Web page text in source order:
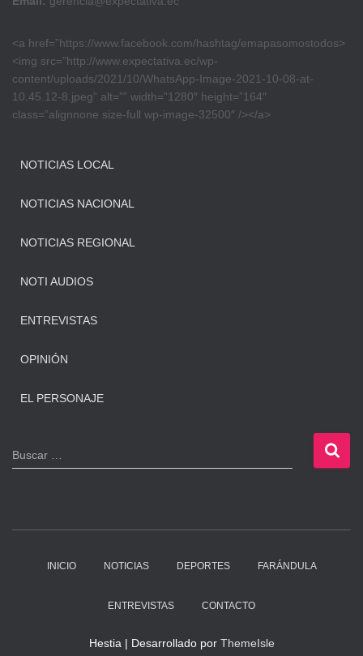
<a href=”https://www.facebook.com/hashtag/emapasomostodos>
<img src=”http://www.expectativa.ec/wp-
content/uploads/2021/10/WhatsApp-Image-2021-10-08-at-
10.45.12-8.jpeg” alt=”” width=”1280″ height=”164″
class=”alignnone size-full wp-image-32500″ /></a>
NOTICIAS LOCAL
NOTICIAS NACIONAL
NOTICIAS REGIONAL
NOTI AUDIOS
ENTREVISTAS
OPINIÓN
EL PERSONAJE
B
u
Buscar …
INICIO NOTICIAS DEPORTES FARÁNDULA
ENTREVISTAS CONTACTO
Hestia | Desarrollado por ThemeIsle